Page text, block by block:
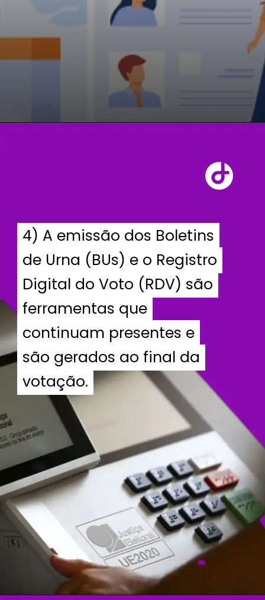
4) A emissão dos Boletins
de Urna (BUs) e o Registro
Digital do Voto (RDV) são
ferramentas que
continuam presentes e
são gerados ao final da
votação.
4) A emissão dos Boletins
de Urna (BUs) e o Registro
Digital do Voto (RDV) são
ferramentas que
continuam presentes e
são gerados ao final da
votação.